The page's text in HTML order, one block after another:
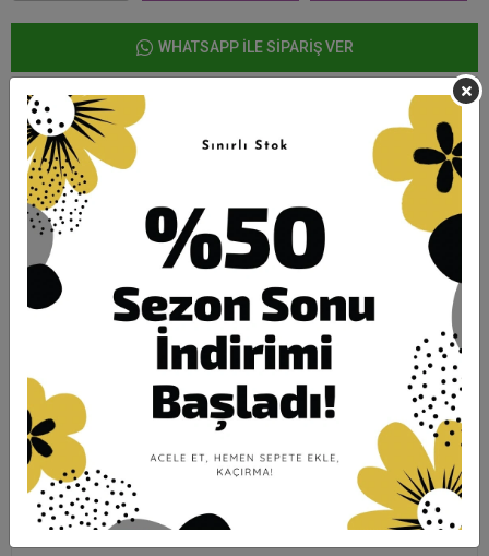
WHATSAPP İLE SİPARİŞ VER
Favorilerime Ekle
Tavsiye Et
Yorum Yaz
Telefonla Sipariş
Ürün Önerileri
Güvenli Alışveriş İade ve Değişim
Ürün Açıklaması Garanti ve Teslimat Taksit Seçenekleri
Yorumlar